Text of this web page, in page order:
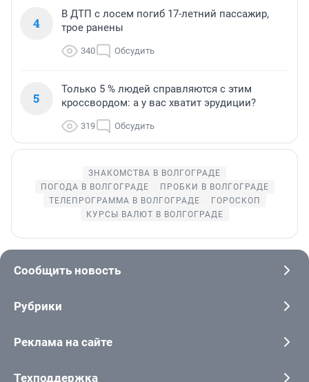
4
В ДТП с лосем погиб 17-летний пассажир,
трое ранены
340 Обсудить
5
Только 5 % людей справляются с этим
кроссвордом: а у вас хватит эрудиции?
319 Обсудить
ЗНАКОМСТВА В ВОЛГОГРАДЕ
ПОГОДА В ВОЛГОГРАДЕ
ПРОБКИ В ВОЛГОГРАДЕ
ТЕЛЕПРОГРАММА В ВОЛГОГРАДЕ
ГОРОСКОП
КУРСЫ ВАЛЮТ В ВОЛГОГРАДЕ
Сообщить новость
Рубрики
Реклама на сайте
Техподдержка